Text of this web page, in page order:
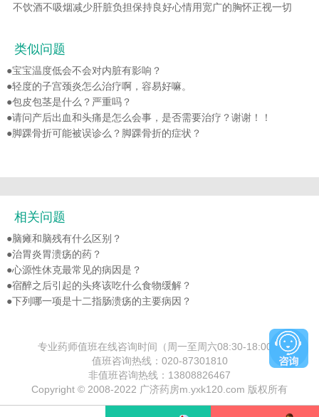
不饮酒不吸烟减少肝脏负担保持良好心情用宽广的胸怀正视一切
类似问题
●宝宝温度低会不会对内脏有影响？
●轻度的子宫颈炎怎么治疗啊，容易好嘛。
●包皮包茎是什么？严重吗？
●请问产后出血和头痛是怎么会事，是否需要治疗？谢谢！！
●脚踝骨折可能被误诊么？脚踝骨折的症状？
相关问题
●脑瘫和脑残有什么区别？
●治胃炎胃溃疡的药？
●心源性休克最常见的病因是？
●宿醉之后引起的头疼该吃什么食物缓解？
●下列哪一项是十二指肠溃疡的主要病因？
专业药师值班在线咨询时间（周一至周六08:30-18:00）
值班咨询热线： 020-87301810
非值班咨询热线： 13808826467
Copyright © 2008-2022 广济药房m.yxk120.com 版权所有